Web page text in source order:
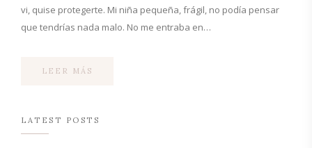
vi, quise protegerte. Mi niña pequeña, frágil, no podía pensar
que tendrías nada malo. No me entraba en…
LEER MÁS
LATEST POSTS